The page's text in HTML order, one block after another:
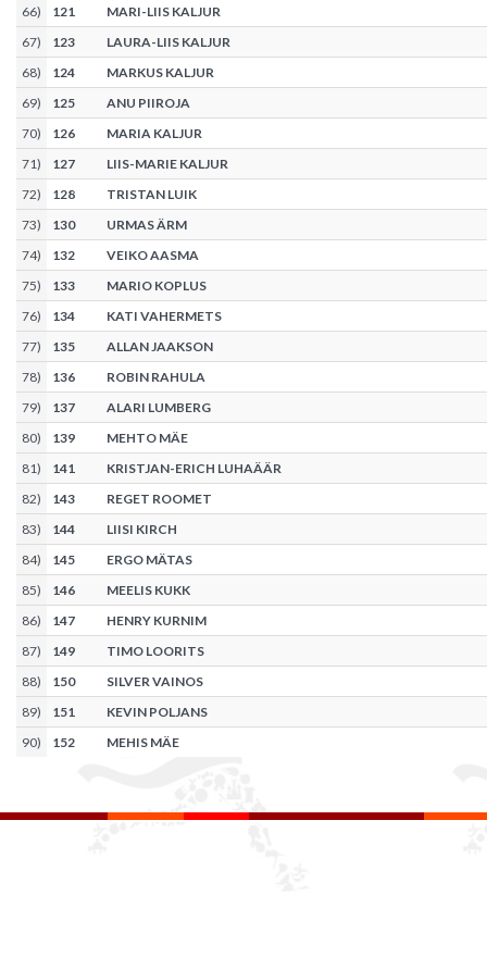
66) 121
MARI-LIIS KALJUR
67) 123
LAURA-LIIS KALJUR
68) 124
MARKUS KALJUR
69) 125
ANU PIIROJA
70) 126
MARIA KALJUR
71) 127
LIIS-MARIE KALJUR
72) 128
TRISTAN LUIK
73) 130
URMAS ÄRM
74) 132
VEIKO AASMA
75) 133
MARIO KOPLUS
76) 134
KATI VAHERMETS
77) 135
ALLAN JAAKSON
78) 136
ROBIN RAHULA
79) 137
ALARI LUMBERG
80) 139
MEHTO MÄE
81) 141
KRISTJAN-ERICH LUHAÄÄR
82) 143
REGET ROOMET
83) 144
LIISI KIRCH
84) 145
ERGO MÄTAS
85) 146
MEELIS KUKK
86) 147
HENRY KURNIM
87) 149
TIMO LOORITS
88) 150
SILVER VAINOS
89) 151
KEVIN POLJANS
90) 152 MEHIS MÄE